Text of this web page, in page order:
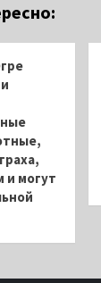
и могут